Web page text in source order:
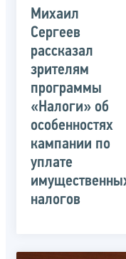
Михаил
Сергеев
рассказал
зрителям
программы
«Налоги» об
особенностях
кампании по
уплате
налогов